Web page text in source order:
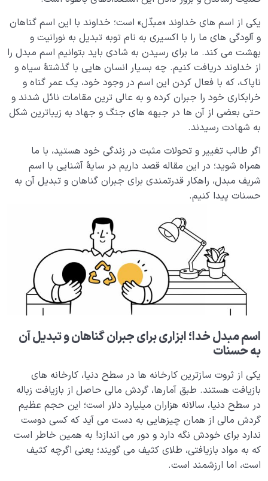
انتخاب اطاعت و مخالفت در مواجهه با خدا و شیطان چه
تأثیری بر سرنوشت انسان دارد؟
نقش انتخاب های سرنوشت ساز در زندگی انسان| راهی به
سوی کمال یا سقوط؟
آیا روح انسان جنسیت دارد؛ بررسی نسبت روح و جنسیت از
منظر انسان شناسی
چرا ابتلائات مؤمن ضروری هستند؟ چگونه خداوند مؤمنان را
امتحان می کند؟
خدا چگونه ما را با نعمت های مادی و کمالات محدود
امتحان می کند؟
چرا برخورداری از بهشت برای هر فرد متفاوت است؛ چه چیزی
کیفیت بهشت را تعیین می کند؟
ویژگی امتحانات الهی چیست؛ چرا بلاها را ظلم نمی دانیم؟
عدالت خدا کجاست؛ من به عادل بودن خدا شک دارم!
آیا راهی برای جبران گناهان وجود دارد یا قانون تبدیل
تفاوت میان انسان نادان و انسان عاقل از کجا سرچشمه می
گیرد؟
نسبی بودن زمان یعنی چه؛ آیا زمان حقیقتی مطلق است یا
امری وابسته به عالم ماده؟
معرفی انواع رحِم ها؛ فرصت های ناب زندگی را دریاب!
یکی از اسم های خداوند «مبدّل» است؛ خداوند با این اسم گناهان
و آلودگی های ما را با اکسیری به نام توبه تبدیل به نورانیت و
بهشت می کند. ما برای رسیدن به شادی باید بتوانیم اسم مبدل را
از خداوند دریافت کنیم. چه بسیار انسان هایی با گذشتۀ سیاه و
ناپاک، که با فعال کردن این اسم در وجود خود، یک عمر گناه و
خرابکاری خود را جبران کرده و به عالی ترین مقامات نائل شدند و
حتی بعضی از آن ها در جبهه های جنگ و جهاد به زیباترین شکل
به شهادت رسیدند.
اگر طالب تغییر و تحولات مثبت در زندگی خود هستید، با ما
همراه شوید؛ در این مقاله قصد داریم در سایۀ آشنایی با اسم
شریف مبدل، راهکار قدرتمندی برای جبران گناهان و تبدیل آن به
حسنات پیدا کنیم.
اسم مبدل خدا؛ ابزاری برای جبران گناهان و تبدیل آن
به حسنات
یکی از ثروت سازترین کارخانه ها در سطح دنیا، کارخانه های
بازیافت هستند. طبق آمارها، گردش مالی حاصل از بازیافت زباله
در سطح دنیا، سالانه هزاران میلیارد دلار است؛ این حجم عظیم
گردش مالی از همان چیزهایی به دست می آید که کسی دوست
ندارد برای خودش نگه دارد و دور می اندازد! به همین خاطر است
که به مواد بازیافتی، طلای کثیف می گویند؛ یعنی اگرچه کثیف
است، اما ارزشمند است.